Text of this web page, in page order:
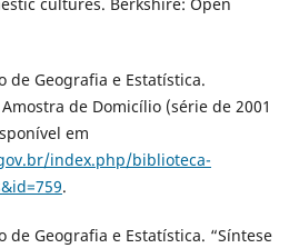
de Geografia e Estatística.
de Domicílio (série de 2001
em
index.php/biblioteca-
.
de Geografia e Estatística. “Síntese